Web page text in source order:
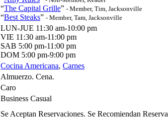
“The Capital Grille” - Member, Tim, Jacksonville
“Best Steaks” - Member, Tam, Jacksonville
LUN-JUE 11:30 am-10:00 pm
VIE 11:30 am-11:00 pm
SAB 5:00 pm-11:00 pm
DOM 5:00 pm-9:00 pm
Cocina Americana, Carnes
Almuerzo. Cena.
Caro
Business Casual
Se Aceptan Reservaciones. Se Recomiendan